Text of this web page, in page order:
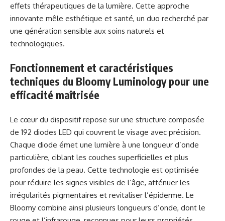
effets thérapeutiques de la lumière. Cette approche
innovante mêle esthétique et santé, un duo recherché par
une génération sensible aux soins naturels et
technologiques.
Fonctionnement et caractéristiques
techniques du Bloomy Luminology pour une
efficacité maîtrisée
Le cœur du dispositif repose sur une structure composée
de 192 diodes LED qui couvrent le visage avec précision.
Chaque diode émet une lumière à une longueur d’onde
particulière, ciblant les couches superficielles et plus
profondes de la peau. Cette technologie est optimisée
pour réduire les signes visibles de l’âge, atténuer les
irrégularités pigmentaires et revitaliser l’épiderme. Le
Bloomy combine ainsi plusieurs longueurs d’onde, dont le